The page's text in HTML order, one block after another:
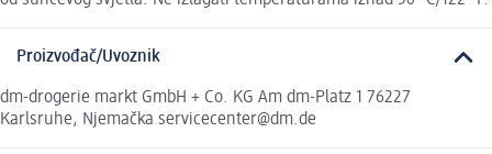
Proizvođač/Uvoznik
dm-drogerie markt GmbH + Co. KG Am dm-Platz 1 76227
Karlsruhe, Njemačka servicecenter@dm.de